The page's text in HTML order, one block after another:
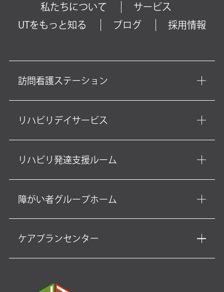
私たちについて
サービス
UTをもっと知る
ブログ 採用情報
訪問看護ステーション
リハビリデイサービス
リハビリ発達支援ルーム
障がい者グループホーム
ケアプランセンター